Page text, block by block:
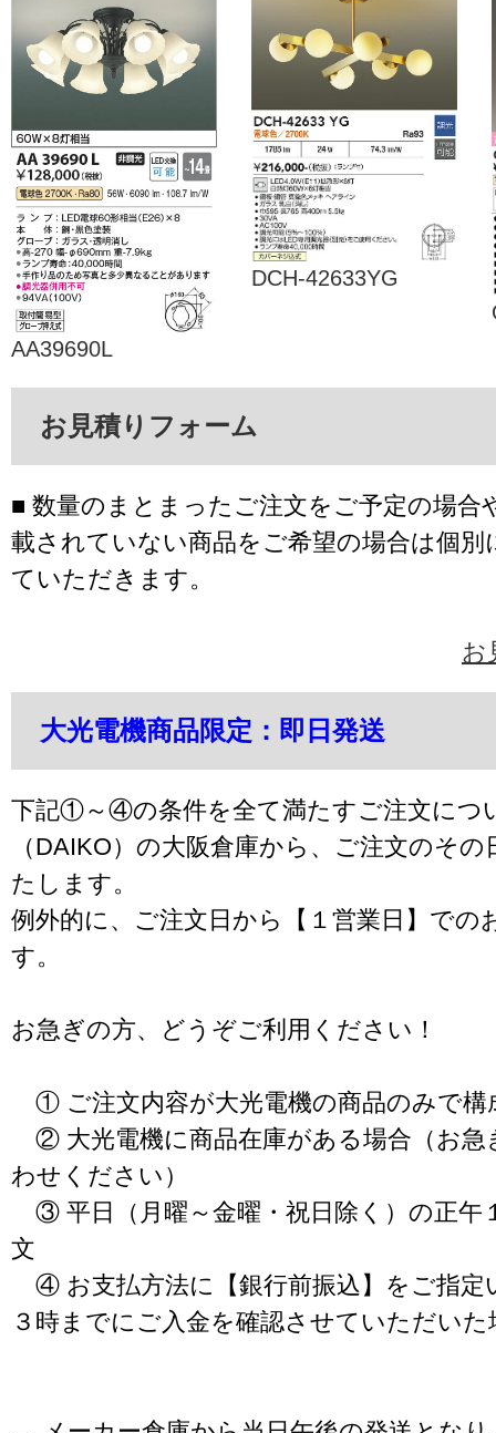
AA39690L
DCH-42633YG
お見積りフォーム
■ 数量のまとまったご注文をご予定の場合
載されていない商品をご希望の場合は個別
ていただきます。
お
大光電機商品限定：即日発送
下記①～④の条件を全て満たすご注文につ
（DAIKO）の大阪倉庫から、ご注文のそ
たします。
例外的に、ご注文日から【１営業日】での
す。
お急ぎの方、どうぞご利用ください！
① ご注文内容が大光電機の商品のみで構
② 大光電機に商品在庫がある場合（お急
わせください）
③ 平日（月曜～金曜・祝日除く）の正午
文
④ お支払方法に【銀行前振込】をご指定
３時までにご入金を確認させていただいた